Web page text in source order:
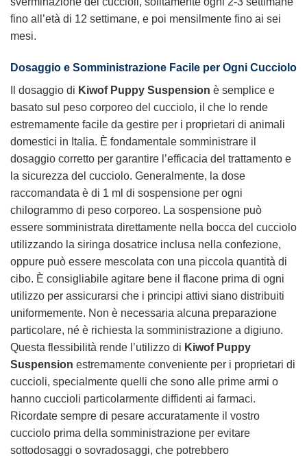
fino all’età di 12 settimane, e poi mensilmente fino ai sei
mesi.
Dosaggio e Somministrazione Facile per Ogni Cucciolo
Il dosaggio di Kiwof Puppy Suspension è semplice e
basato sul peso corporeo del cucciolo, il che lo rende
estremamente facile da gestire per i proprietari di animali
domestici in Italia. È fondamentale somministrare il
dosaggio corretto per garantire l’efficacia del trattamento e
la sicurezza del cucciolo. Generalmente, la dose
raccomandata è di 1 ml di sospensione per ogni
chilogrammo di peso corporeo. La sospensione può
essere somministrata direttamente nella bocca del cucciolo
utilizzando la siringa dosatrice inclusa nella confezione,
oppure può essere mescolata con una piccola quantità di
cibo. È consigliabile agitare bene il flacone prima di ogni
utilizzo per assicurarsi che i principi attivi siano distribuiti
uniformemente. Non è necessaria alcuna preparazione
particolare, né è richiesta la somministrazione a digiuno.
Questa flessibilità rende l’utilizzo di Kiwof Puppy
Suspension estremamente conveniente per i proprietari di
cuccioli, specialmente quelli che sono alle prime armi o
hanno cuccioli particolarmente diffidenti ai farmaci.
Ricordate sempre di pesare accuratamente il vostro
cucciolo prima della somministrazione per evitare
sottodosaggi o sovradosaggi, che potrebbero